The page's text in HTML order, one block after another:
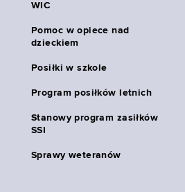
WIC
Pomoc w opiece nad
dzieckiem
Posiłki w szkole
Program posiłków letnich
Stanowy program zasiłków
SSI
Sprawy weteranów